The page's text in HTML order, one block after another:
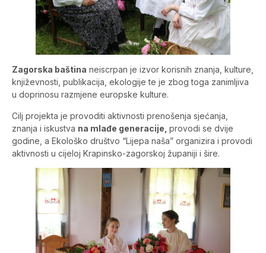
Zagorska baština neiscrpan je izvor korisnih znanja, kulture,
književnosti, publikacija, ekologije te je zbog toga zanimljiva
u doprinosu razmjene europske kulture.
Cilj projekta je provoditi aktivnosti prenošenja sjećanja,
znanja i iskustva na mlađe generacije, provodi se dvije
godine, a Ekološko društvo “Lijepa naša” organizira i provodi
aktivnosti u cijeloj Krapinsko-zagorskoj županiji i šire.